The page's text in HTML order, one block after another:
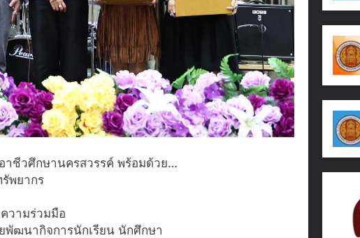
าชีวศึกษานครสวรรค์ พร้อมด้วย…
พยากร
วามร่วมมือ
ฒนากิจการนักเรียน นักศึกษา